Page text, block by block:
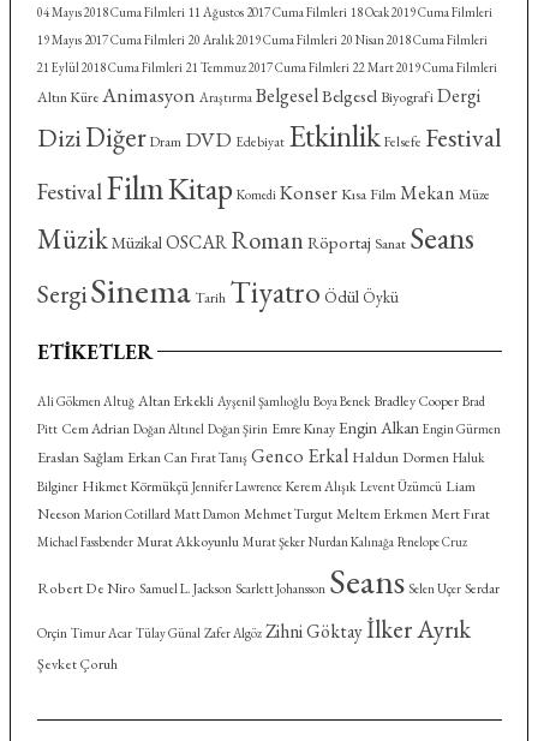
04 Mayıs 2018 Cuma Filmleri 11 Ağustos 2017 Cuma Filmleri 18 Ocak 2019 Cuma Filmleri
19 Mayıs 2017 Cuma Filmleri 20 Aralık 2019 Cuma Filmleri 20 Nisan 2018 Cuma Filmleri
21 Eylül 2018 Cuma Filmleri 21 Temmuz 2017 Cuma Filmleri 22 Mart 2019 Cuma Filmleri
Altın Küre Animasyon Araştırma BelgeselBelgesel Biyografi Dergi
DiziDiğer Dram DVD Edebiyat Etkinlik Felsefe Festival
FestivalFilmKitap Komedi Konser Kısa Film Mekan Müze
MüzikMüzikalOSCAR RomanRöportaj Sanat Seans
SergiSinema Tarih Tiyatro Ödül Öykü
ETIKETLER
Ali Gökmen Altuğ Altan Erkekli Ayşenil Şamlıoğlu Boya Benek Bradley Cooper Brad
Pitt Cem Adrian Doğan Altınel Doğan Şirin Emre Kınay Engin Alkan Engin Gürmen
Eraslan Sağlam Erkan Can Fırat Tanış Genco Erkal Haldun Dormen Haluk
Bilginer Hikmet Körmükçü Jennifer Lawrence Kerem Alışık Levent Üzümcü Liam
Neeson Marion Cotillard Matt Damon Mehmet Turgut Meltem Erkmen Mert Fırat
Michael Fassbender Murat Akkoyunlu Murat Şeker Nurdan Kalınağa Penelope Cruz
Robert De Niro Samuel L. Jackson Scarlett Johansson Seans Selen Uçer Serdar
Orçin Timur Acar Tülay Günal Zafer Algöz Zihni Göktayİlker Ayrık
Şevket Çoruh